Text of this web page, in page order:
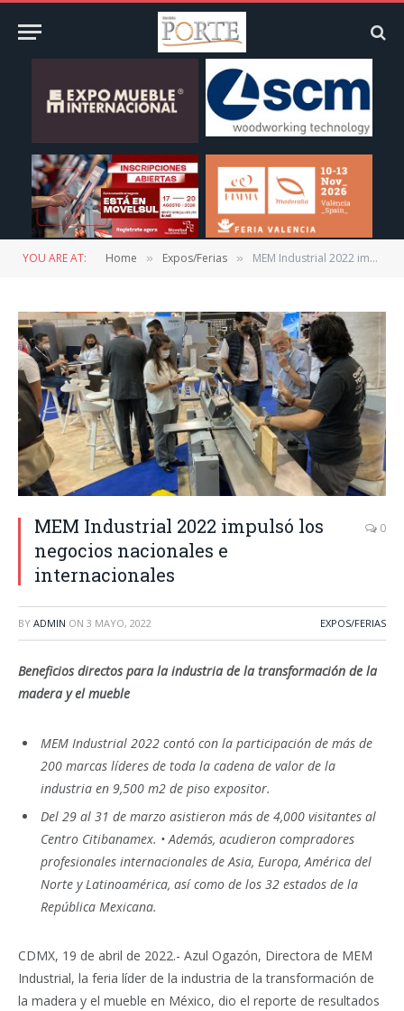
YOU ARE AT: Home » Expos/Ferias » MEM Industrial 2022 impulsó los negocios nacionales e internacionales
MEM Industrial 2022 impulsó los
negocios nacionales e
internacionales
0
BY ADMIN ON 3 MAYO, 2022 EXPOS/FERIAS
Beneficios directos para la industria de la transformación de la
madera y el mueble
MEM Industrial 2022 contó con la participación de más de
200 marcas líderes de toda la cadena de valor de la
industria en 9,500 m2 de piso expositor.
Del 29 al 31 de marzo asistieron más de 4,000 visitantes al
Centro Citibanamex. • Además, acudieron compradores
profesionales internacionales de Asia, Europa, América del
Norte y Latinoamérica, así como de los 32 estados de la
República Mexicana.
CDMX, 19 de abril de 2022.- Azul Ogazón, Directora de MEM
Industrial, la feria líder de la industria de la transformación de
la madera y el mueble en México, dio el reporte de resultados